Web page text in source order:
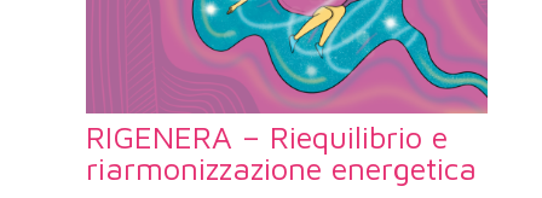
RIGENERA – Riequilibrio e
riarmonizzazione energetica